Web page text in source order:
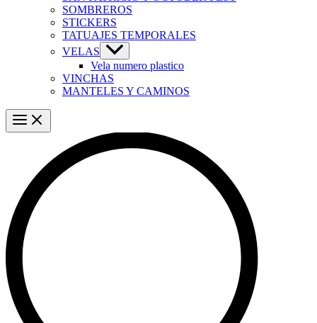
SOMBREROS
STICKERS
TATUAJES TEMPORALES
VELAS
Vela numero plastico
VINCHAS
MANTELES Y CAMINOS